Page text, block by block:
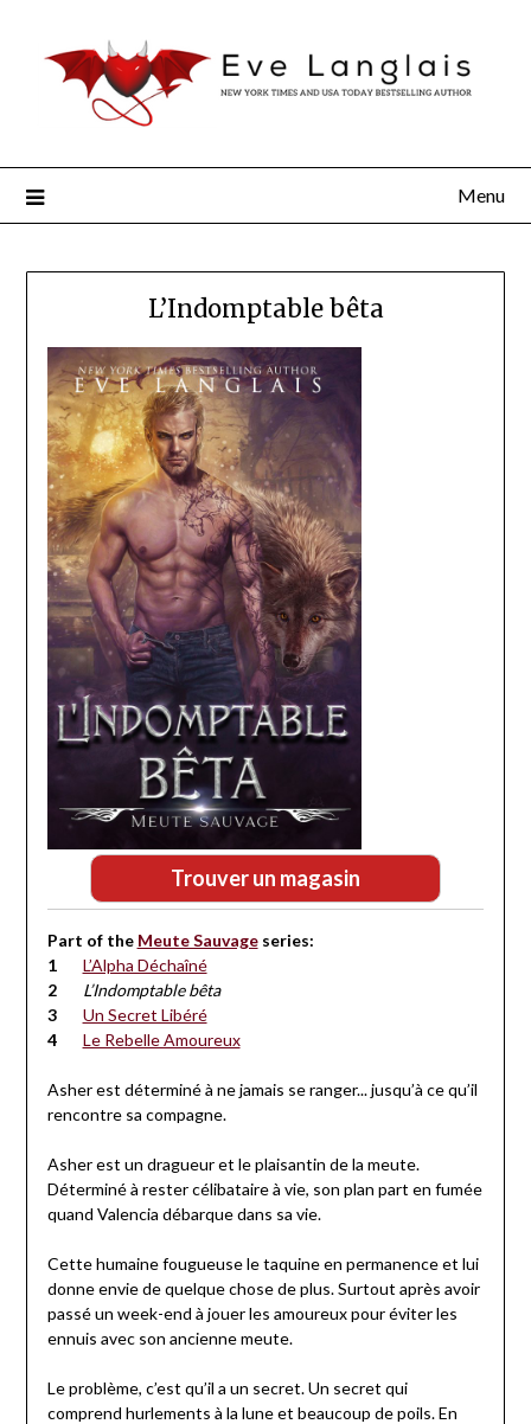
Menu
L’Indomptable bêta
Trouver un magasin
Part of the Meute Sauvageseries:
L’Alpha Déchaîné
L’Indomptable bêta
Un Secret Libéré
Le Rebelle Amoureux
Asher est déterminé à ne jamais se ranger... jusqu’à ce qu’il
rencontre sa compagne.
Asher est un dragueur et le plaisantin de la meute.
Déterminé à rester célibataire à vie, son plan part en fumée
quand Valencia débarque dans sa vie.
Cette humaine fougueuse le taquine en permanence et lui
donne envie de quelque chose de plus. Surtout après avoir
passé un week-end à jouer les amoureux pour éviter les
ennuis avec son ancienne meute.
Le problème, c’est qu’il a un secret. Un secret qui
comprend hurlements à la lune et beaucoup de poils. En